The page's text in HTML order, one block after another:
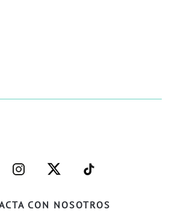
CON NOSOTROS
–
INSTAGRAM–
–
TWITTER–
–
WELIFE–